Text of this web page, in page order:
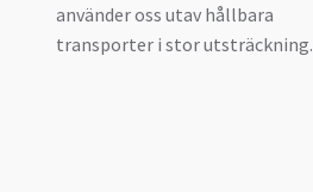
använder oss utav hållbara
transporter i stor utsträckning.